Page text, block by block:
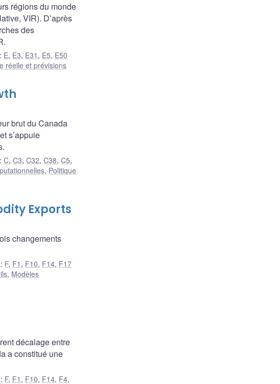
régions du monde
VIR). D’après
des
: E, E3, E31 , E5, E50
réelle et prévisions
brut du Canada
s’appuie
:C,C3,C32,C38,C5,
, Politique
Exports
changements
: F, F1 , F10, F14, F17
, Modèles
décalage entre
a constitué une
: F, F1 , F10, F14, F4,